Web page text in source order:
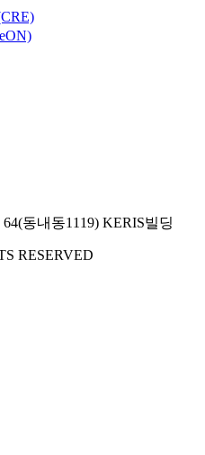
동내동1119) KERIS빌딩
RESERVED